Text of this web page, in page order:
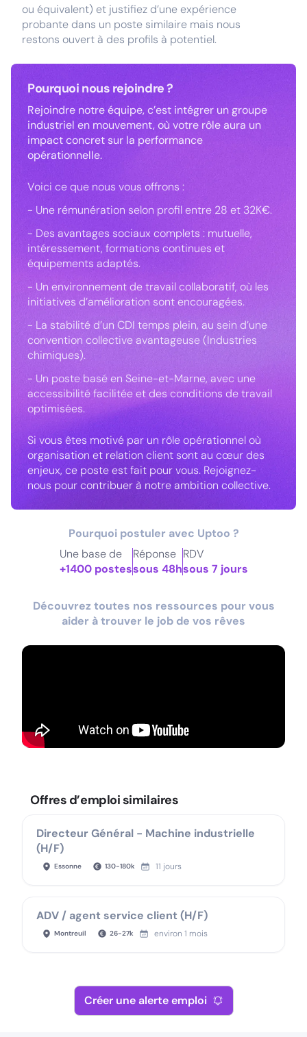
ou équivalent) et justifiez d’une expérience
probante dans un poste similaire mais nous
restons ouvert à des profils à potentiel.
Pourquoi nous rejoindre ?
Rejoindre notre équipe, c’est intégrer un groupe
industriel en mouvement, où votre rôle aura un
impact concret sur la performance
opérationnelle.
Voici ce que nous vous offrons :
- Une rémunération selon profil entre 28 et 32K€.
- Des avantages sociaux complets : mutuelle,
intéressement, formations continues et
équipements adaptés.
- Un environnement de travail collaboratif, où les
initiatives d’amélioration sont encouragées.
- La stabilité d’un CDI temps plein, au sein d’une
convention collective avantageuse (Industries
chimiques).
- Un poste basé en Seine-et-Marne, avec une
accessibilité facilitée et des conditions de travail
optimisées.
Si vous êtes motivé par un rôle opérationnel où
organisation et relation client sont au cœur des
enjeux, ce poste est fait pour vous. Rejoignez-
nous pour contribuer à notre ambition collective.
Pourquoi postuler avec Uptoo ?
Une base de
+1400 postes
Réponse
sous 48h
RDV
sous 7 jours
Découvrez toutes nos ressources pour vous
aider à trouver le job de vos rêves
Offres d’emploi similaires
Directeur Général - Machine industrielle
(H/F)
Essonne 130-180k 11 jours
ADV / agent service client (H/F)
Montreuil 26-27k environ 1 mois
Créer une alerte emploi